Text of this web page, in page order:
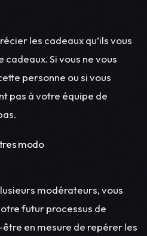
les cadeaux qu’ils vous
cadeaux. Si vous ne vous
personne ou si vous
pas à votre équipe de
modo
modérateurs, vous
futur processus de
en mesure de repérer les